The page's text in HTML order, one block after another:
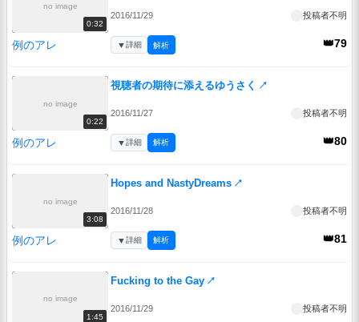
no image
0:32
2016/11/29 投稿者不明
例のアレ 👑79
▼詳細 解析
no image
0:22
視聴者の期待に添えるゆうさく ↗
2016/11/27 投稿者不明
例のアレ 👑80
▼詳細 解析
no image
3:08
Hopes and NastyDreams ↗
2016/11/28 投稿者不明
例のアレ 👑81
▼詳細 解析
no image
1:45
Fucking to the Gay ↗
2016/11/29 投稿者不明